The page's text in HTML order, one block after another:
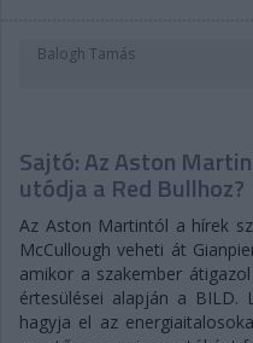
Balogh Tamás
Sajtó: Az Aston
utódja a Red Bullhoz?
Az Aston Martintól a hírek
McCullough veheti át
amikor a szakember
értesülései alapján a BILD.
hagyja el az